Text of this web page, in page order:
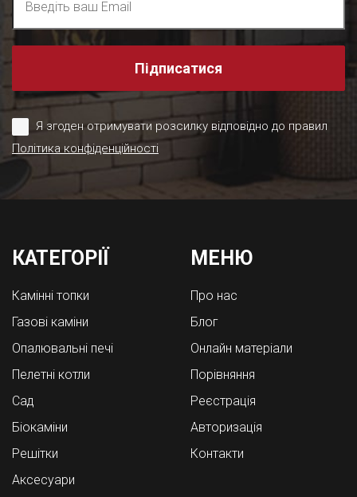
Підписатися
Я згоден отримувати розсилку відповідно до правил
Політика конфіденційності
КАТЕГОРІЇ
Камінні топки
Газові каміни
Опалювальні печі
Пелетні котли
Cад
Біокаміни
Решітки
Аксесуари
МЕНЮ
Про нас
Блог
Онлайн матеріали
Порівняння
Реєстрація
Авторизація
Контакти